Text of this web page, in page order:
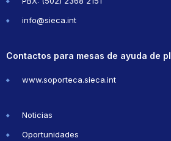
info@sieca.int
Contactos para mesas de ayuda de
www.soporteca.sieca.int
Noticias
Oportunidades